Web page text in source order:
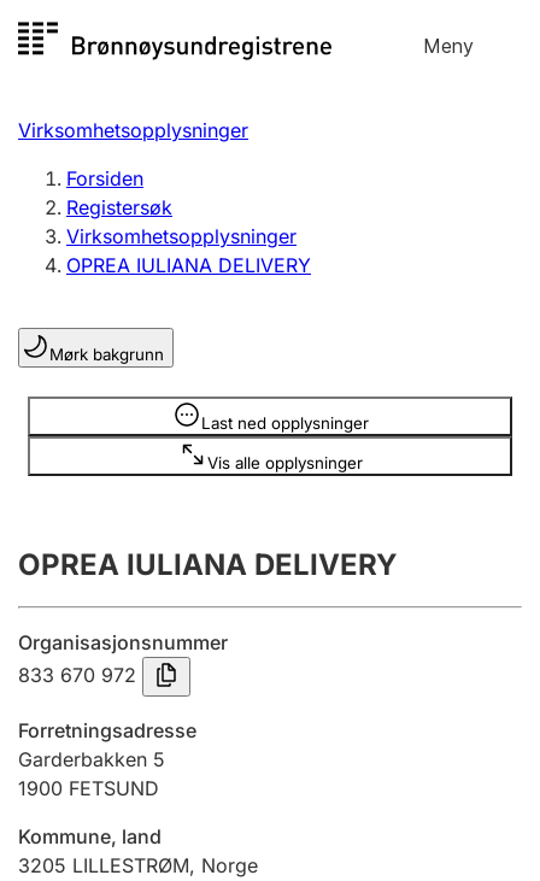
til
Meny
Registersøk
Aksjeselskap
Enkeltpersonforetak
Registrere, endre, slette
Lag og forening
Registrere, endre, slette
Årsregnskap
Innsending og forsinkelsesgebyr
Jeger
Virksomhetsopplysninger
Forsiden
Registersøk
Virksomhetsopplysninger
OPREA IULIANA DELIVERY
Mørk bakgrunn
Last ned opplysninger
Vis alle opplysninger
Opplysninger er skjult
OPREA IULIANA DELIVERY
Organisasjonsnummer
833 670 972
Forretningsadresse
Garderbakken 5
1900 FETSUND
Kommune, land
3205 LILLESTRØM, Norge